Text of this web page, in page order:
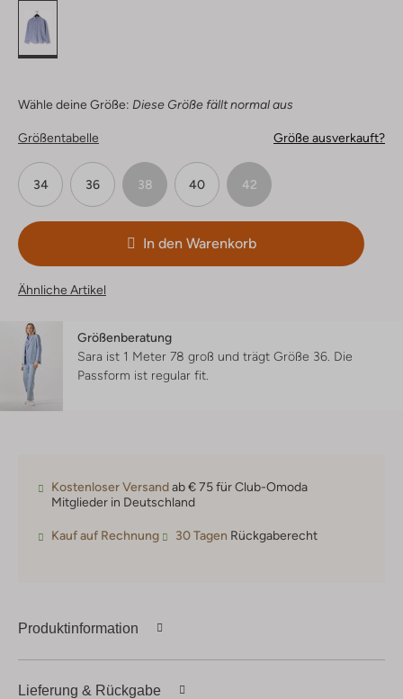
Wähle deine Größe: Diese Größe fällt normal aus
Größentabelle Größe ausverkauft?
34 36 38 40 42
In den Warenkorb
Ähnliche Artikel
Größenberatung
Sara ist 1 Meter 78 groß und trägt Größe 36. Die
Passform ist regular fit
Kostenloser Versandab € 75 für Club-Omoda
Mitglieder in Deutschland
Kauf auf Rechnung 30 Tagen Rückgaberecht
Produktinformation
Lieferung & Rückgabe